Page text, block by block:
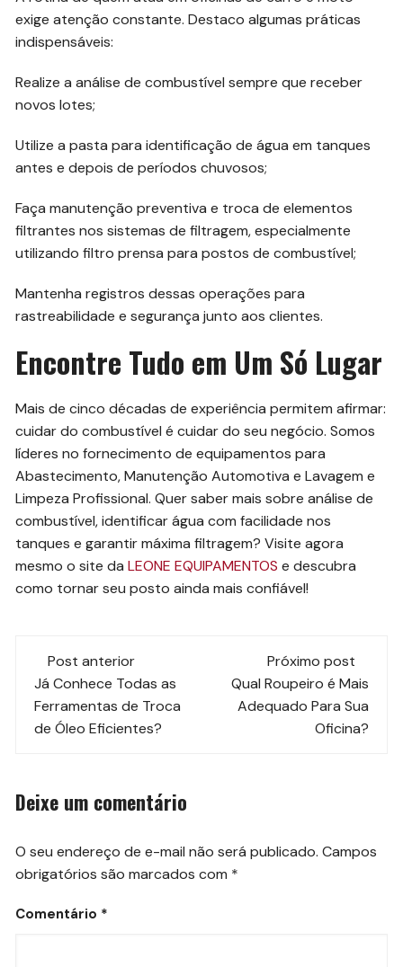
exige atenção constante. Destaco algumas práticas
indispensáveis:
Realize a análise de combustível sempre que receber
novos lotes;
Utilize a pasta para identificação de água em tanques
antes e depois de períodos chuvosos;
Faça manutenção preventiva e troca de elementos
filtrantes nos sistemas de filtragem, especialmente
utilizando filtro prensa para postos de combustível;
Mantenha registros dessas operações para
rastreabilidade e segurança junto aos clientes.
Encontre Tudo em Um Só Lugar
Mais de cinco décadas de experiência permitem afirmar:
cuidar do combustível é cuidar do seu negócio. Somos
líderes no fornecimento de equipamentos para
Abastecimento, Manutenção Automotiva e Lavagem e
Limpeza Profissional. Quer saber mais sobre análise de
combustível, identificar água com facilidade nos
tanques e garantir máxima filtragem? Visite agora
mesmo o site daLEONE EQUIPAMENTOS e descubra
como tornar seu posto ainda mais confiável!
Navegação
de
post
Post anterior
Já Conhece Todas as
Ferramentas de Troca
de Óleo Eficientes?
Próximo post
Qual Roupeiro é Mais
Adequado Para Sua
Oficina?
Deixe um comentário
O seu endereço de e-mail não será publicado. Campos
obrigatórios são marcados com *
Comentário *